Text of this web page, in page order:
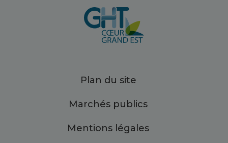
Plan du site
Marchés publics
Mentions légales